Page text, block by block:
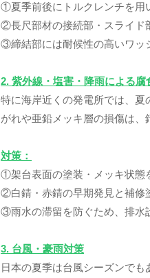
①夏季前後にトルクレンチを用
②長尺部材の接続部・スライド
③締結部には耐候性の高いワッ
2. 紫外線・塩害・降雨による腐
特に海岸近くの発電所では、夏
がれや亜鉛メッキ層の損傷は、
対策：
①架台表面の塗装・メッキ状態
②白錆・赤錆の早期発見と補修
③雨水の滞留を防ぐため、排水
3. 台風・豪雨対策
日本の夏季は台風シーズンで